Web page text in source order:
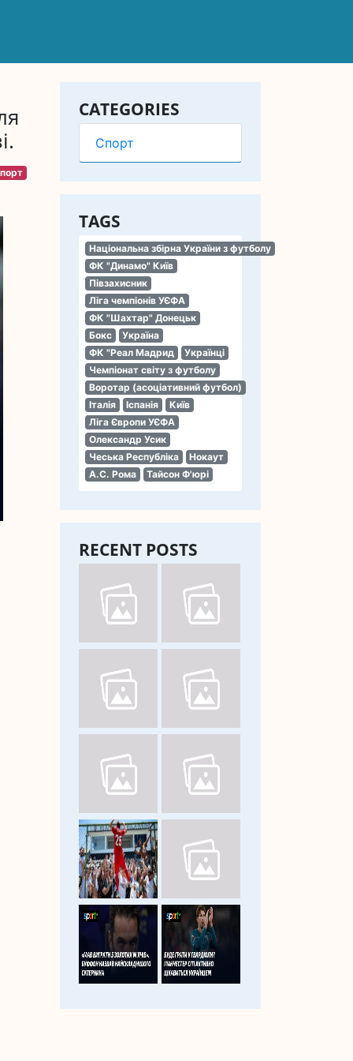
CATEGORIES
Спорт
TAGS
Національна збірна України з футболу
ФК "Динамо" Київ
Півзахисник
Ліга чемпіонів УЄФА
ФК "Шахтар" Донецьк
Бокс
Україна
ФК "Реал Мадрид
Українці
Чемпіонат світу з футболу
Воротар (асоціативний футбол)
Італія
Іспанія
Київ
Ліга Європи УЄФА
Олександр Усик
Чеська Республіка
Нокаут
А.С. Рома
Тайсон Ф'юрі
RECENT POSTS